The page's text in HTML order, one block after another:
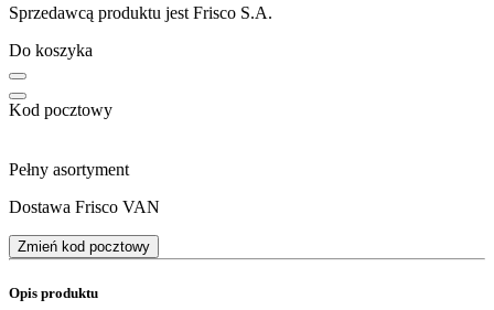
Sprzedawcą produktu jest Frisco S.A.
Do koszyka
Kod pocztowy
Pełny asortyment
Dostawa Frisco VAN
Zmień kod pocztowy
Opis produktu